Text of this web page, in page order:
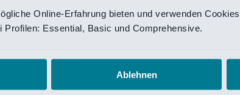
Online-Erfahrung bieten und verwenden
Profilen: Essential, Basic und Comprehensive.
Ablehnen
Investment
Van
is